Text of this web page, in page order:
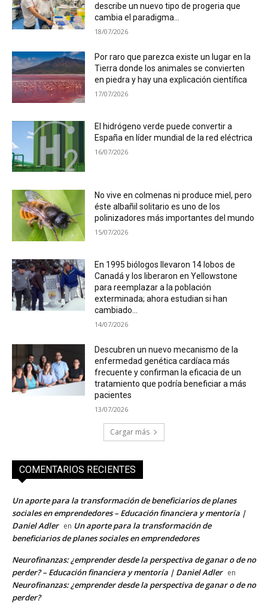
describe un nuevo tipo de progeria que
cambia el paradigma...
18/07/2026
Por raro que parezca existe un lugar en la
Tierra donde los animales se convierten
en piedra y hay una explicación científica
17/07/2026
El hidrógeno verde puede convertir a
España en líder mundial de la red eléctrica
16/07/2026
No vive en colmenas ni produce miel, pero
éste albañil solitario es uno de los
polinizadores más importantes del mundo
15/07/2026
En 1995 biólogos llevaron 14 lobos de
Canadá y los liberaron en Yellowstone
para reemplazar a la población
exterminada; ahora estudian si han
cambiado...
14/07/2026
Descubren un nuevo mecanismo de la
enfermedad genética cardíaca más
frecuente y confirman la eficacia de un
tratamiento que podría beneficiar a más
pacientes
13/07/2026
Cargar más
COMENTARIOS RECIENTES
Un aporte para la transformación de beneficiarios de planes
sociales en emprendedores – Educación financiera y mentoría |
Daniel Adler en Un aporte para la transformación de
beneficiarios de planes sociales en emprendedores
Neurofinanzas: ¿emprender desde la perspectiva de ganar o de no
perder? – Educación financiera y mentoría | Daniel Adler en
Neurofinanzas: ¿emprender desde la perspectiva de ganar o de no
perder?